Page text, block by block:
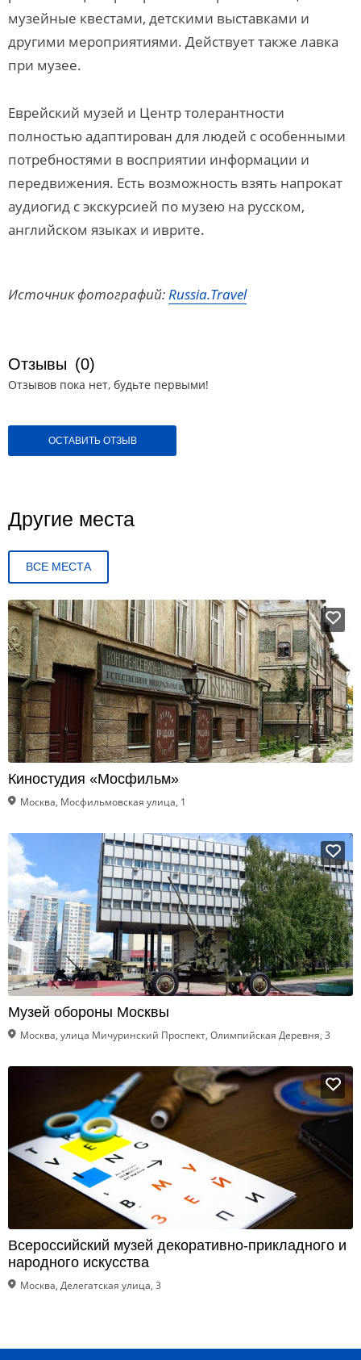
музейные квестами, детскими выставками и
другими мероприятиями. Действует также лавка
при музее.
Еврейский музей и Центр толерантности
полностью адаптирован для людей с особенными
потребностями в восприятии информации и
передвижения. Есть возможность взять напрокат
аудиогид с экскурсией по музею на русском,
английском языках и иврите.
Источник фотографий:Russia.Travel
Отзывы (0)
Отзывов пока нет, будьте первыми!
ОСТАВИТЬ ОТЗЫВ
Другие места
ВСЕ МЕСТА
Киностудия «Мосфильм»
Москва, Мосфильмовская улица, 1
Музей обороны Москвы
Москва, улица Мичуринский Проспект, Олимпийская Деревня, 3
Всероссийский музей декоративно-прикладного и
народного искусства
Москва, Делегатская улица, 3